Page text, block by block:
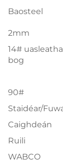
Baosteel
2mm
14#
bog
90#
Staidéar/
Caighdeán
Ruili
WABCO